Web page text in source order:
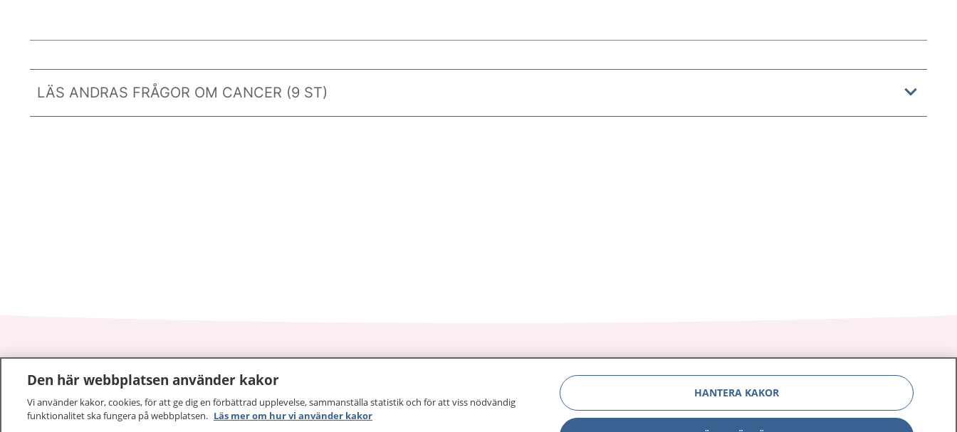
LÄS ANDRAS FRÅGOR OM CANCER (9 ST)
1177–tryggt om din hälsa och vård
På 1177.se får du råd om hälsa och information om sjukdomar och
vilka mottagningar du kan kontakta. Logga in för att läsa din journal
Other languages
Om 1177
Kontakt
Den här webbplatsen använder kakor
Vi använder kakor, cookies, för att ge dig en förbättrad upplevelse, sammanställa statistik och för att viss nödvändig
funktionalitet ska fungera på webbplatsen. Läs mer om hur vi använder kakor
HANTERA KAKOR